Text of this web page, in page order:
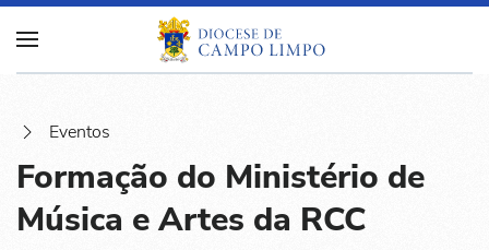
Eventos
Formação do Ministério de
Música e Artes da RCC